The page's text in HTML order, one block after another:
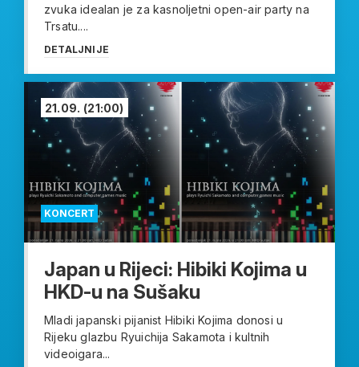
zvuka idealan je za kasnoljetni open-air party na
Trsatu....
DETALJNIJE
KONCERT
21.09. (21:00)
Japan u Rijeci: Hibiki Kojima u
HKD-u na Sušaku
Mladi japanski pijanist Hibiki Kojima donosi u
Rijeku glazbu Ryuichija Sakamota i kultnih
videoigara...